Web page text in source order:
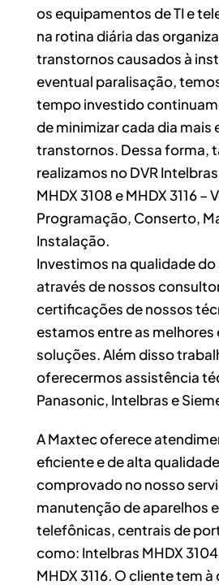
os equipamentos de TI e
na rotina diária das
transtornos causados à
eventual paralisação,
tempo investido
de minimizar cada dia mais
transtornos. Dessa forma,
realizamos no DVR
MHDX 3108 e MHDX 3116 –
Programação, Conserto,
Instalação.
Investimos na qualidade
através de nossos
certificações de nossos
estamos entre as melhores
soluções. Além disso
oferecermos assistência
Panasonic, Intelbras e
A Maxtec oferece
eficiente e de alta
comprovado no nosso
manutenção de aparelhos
telefônicas, centrais de
como: Intelbras MHDX
MHDX 3116. O cliente tem